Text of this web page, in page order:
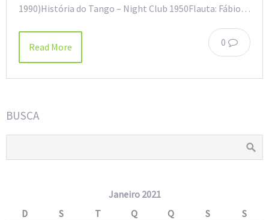
1990)História do Tango – Night Club 1950Flauta: Fábio…
0
Read More
BUSCA
Janeiro 2021
D
S T Q Q S
S